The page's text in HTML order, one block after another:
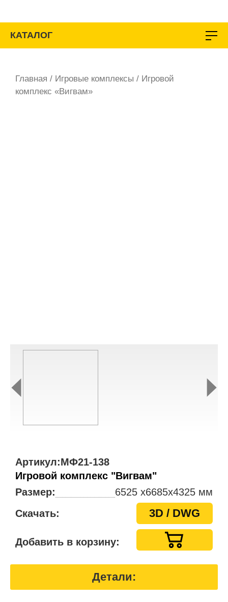
содержимому
КАТАЛОГ
Главная / Игровые комплексы / Игровой
комплекс «Вигвам»
Артикул:МФ21-138
Игровой комплекс "Вигвам"
Размер:
6525 x6685х4325 мм
Скачать:
3D / DWG
Добавить в корзину:
Детали: